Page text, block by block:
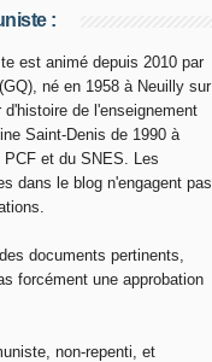
:
est animé depuis 2010 par
né en 1958 à Neuilly sur
de l'enseignement
Saint-Denis de 1990 à
PCF et du SNES. Les
dans le blog n'engagent pas
documents pertinents,
forcément une approbation
non-repenti, et